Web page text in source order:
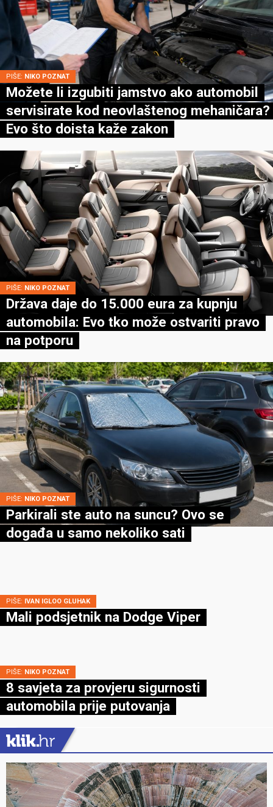
PIŠE: NIKO POZNAT
Možete li izgubiti jamstvo ako automobil
servisirate kod neovlaštenog mehaničara?
Evo što doista kaže zakon
PIŠE: NIKO POZNAT
Država daje do 15.000 eura za kupnju
automobila: Evo tko može ostvariti pravo
na potporu
PIŠE: NIKO POZNAT
Parkirali ste auto na suncu? Ovo se
događa u samo nekoliko sati
PIŠE: IVAN IGLOO GLUHAK
Mali podsjetnik na Dodge Viper
PIŠE: NIKO POZNAT
8 savjeta za provjeru sigurnosti
automobila prije putovanja